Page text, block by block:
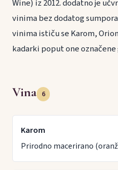
Wine) iz 2012. dodatno je
vinima bez dodatog
vinima ističu se Karom,
kadarki poput one označene
Vina 6
Karom
Prirodno macerirano